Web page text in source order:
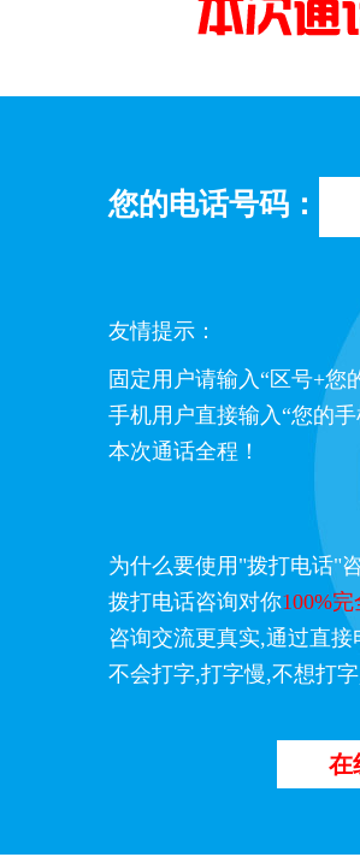
您的电话号码：
友情提示：
固定用户请输入“区号+您
手机用户直接输入“您的
本次通话全程！
为什么要使用"拨打电话"
拨打电话咨询对你100%
咨询交流更真实,通过直
不会打字,打字慢,不想打
在